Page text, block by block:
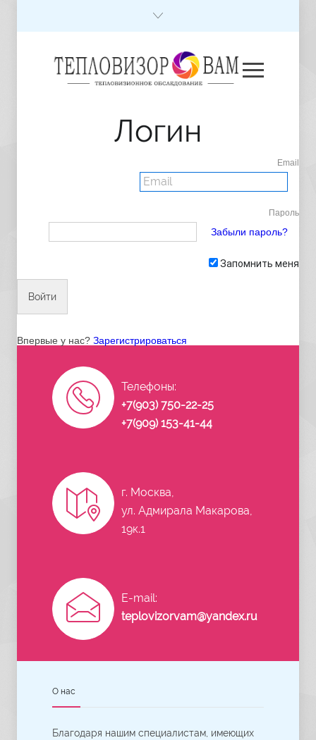
Логин
Email
Пароль
Забыли пароль?
Запомнить меня
Впервые у нас? Зарегистрироваться
Телефоны:
+7(903) 750-22-25
+7(909) 153-41-44
г. Москва,
ул. Адмирала Макарова,
19к.1
E-mail:
teplovizorvam@yandex.ru
О нас
Благодаря нашим специалистам, имеющих